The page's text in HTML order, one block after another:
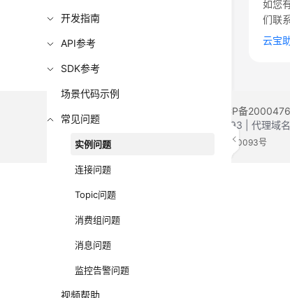
开发指南
API参考
SDK参考
场景代码示例
常见问题
实例问题
连接问题
Topic问题
消费组问题
消息问题
监控告警问题
视频帮助
如您
们联
云宝
黔ICP备
增值电信业务经营许可证：B1.B2-20200593 | 代理域
电子营业执照 贵公网安备 52990002000093号